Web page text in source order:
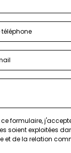
formulaire,
soient exploitées
et de la relation